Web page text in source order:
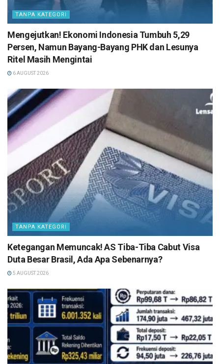
TANPA KATEGORI
Mengejutkan! Ekonomi Indonesia Tumbuh 5,29
Persen, Namun Bayang-Bayang PHK dan Lesunya
Ritel Masih Mengintai
6 AUGUST 2026
TANPA KATEGORI
Ketegangan Memuncak! AS Tiba-Tiba Cabut Visa
Duta Besar Brasil, Ada Apa Sebenarnya?
5 AUGUST 2026